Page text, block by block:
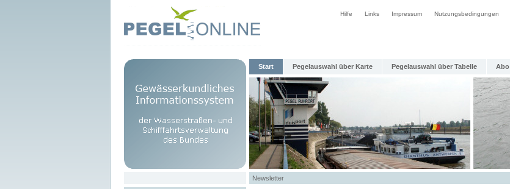
Hilfe Links Impressum Nutzungsbedingungen
Start Pegelauswahl über Karte Pegelauswahl über Tabelle Abo
Newsletter